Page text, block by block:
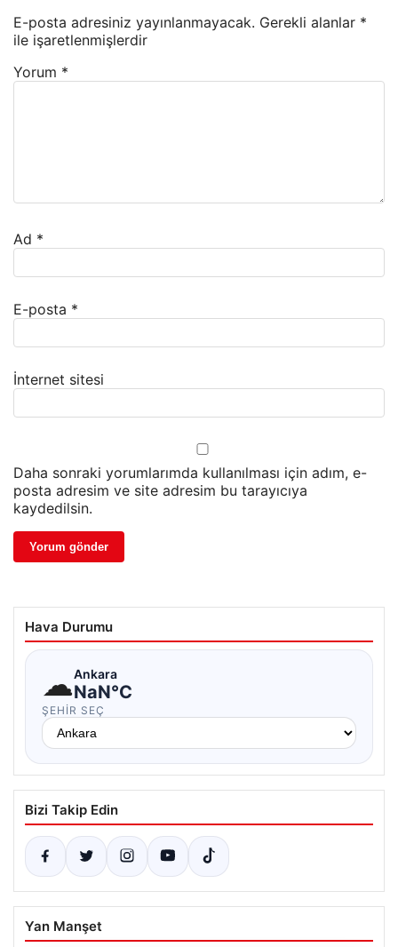
E-posta adresiniz yayınlanmayacak. Gerekli alanlar *
ile işaretlenmişlerdir
Yorum *
Ad *
E-posta *
İnternet sitesi
Daha sonraki yorumlarımda kullanılması için adım, e-
posta adresim ve site adresim bu tarayıcıya
kaydedilsin.
Hava Durumu
☁Ankara
NaN°C
ŞEHIR SEÇ
Bizi Takip Edin
Yan Manşet